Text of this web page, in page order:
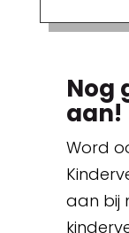
Nog
aan!
Word
aan bij